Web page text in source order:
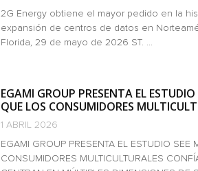
2G Energy obtiene el mayor pedido en la
expansión de centros de datos en
Florida, 29 de mayo de 2026 ST. ...
EGAMI GROUP PRESENTA EL
QUE LOS CONSUMIDORES
1 ABRIL 2026
EGAMI GROUP PRESENTA EL ESTUDIO SEE
CONSUMIDORES MULTICULTURALES